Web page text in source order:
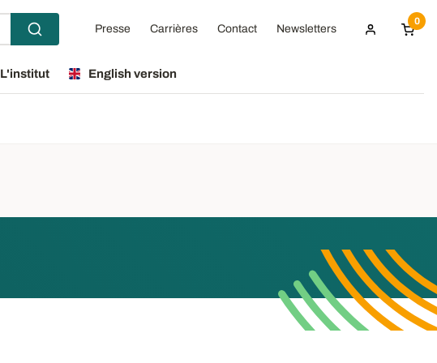
Presse Carrières Contact Newsletters
0
L'institut English version